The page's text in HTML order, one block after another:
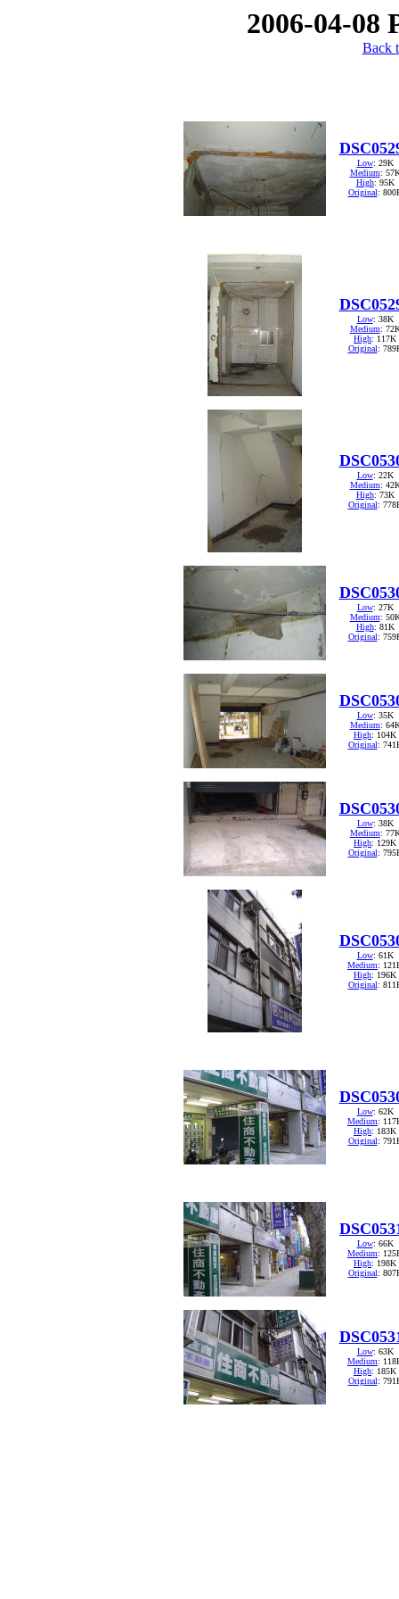
2006-04-08
Back
Low: 29K
Medium:
High: 95K
Original:
Low: 38K
Medium:
High: 117K
Original:
Low: 22K
Medium:
High: 73K
Original:
Low: 27K
Medium:
High: 81K
Original:
Low: 35K
Medium:
High: 104K
Original:
Low: 38K
Medium:
High: 129K
Original:
Low: 61K
Medium:
High: 196K
Original:
Low: 62K
Medium:
High: 183K
Original:
Low: 66K
Medium:
High: 198K
Original:
Low: 63K
Medium:
High: 185K
Original: